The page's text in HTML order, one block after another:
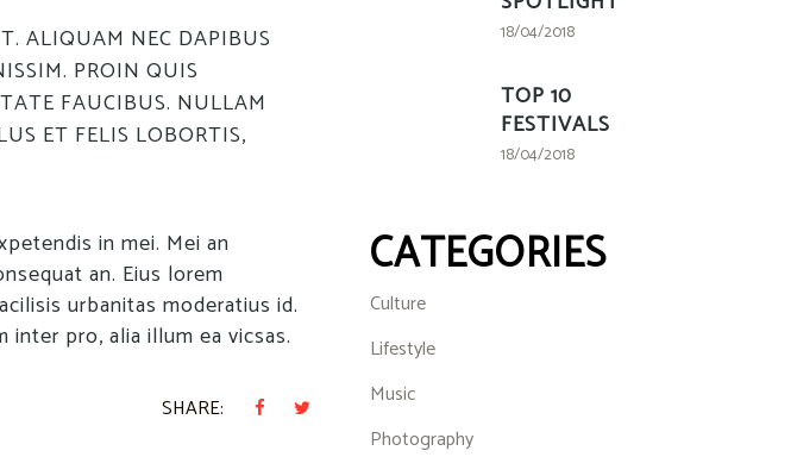
ALIQUAM NEC DAPIBUS
PROIN QUIS
FAUCIBUS. NULLAM
ET FELIS LOBORTIS,
in mei. Mei an
an. Eius lorem
urbanitas moderatius id.
pro, alia illum ea vicsas.
SHARE:
18/04/2018
TOP 10
FESTIVALS
18/04/2018
CATEGORIES
Culture
Lifestyle
Music
Photography